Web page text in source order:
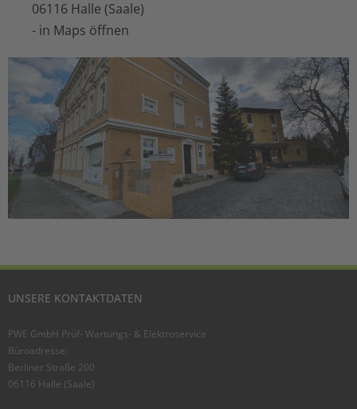
06116 Halle (Saale)
- in Maps öffnen
UNSERE KONTAKTDATEN
PWE GmbH Prüf- Wartungs- & Elektroservice
Büroadresse:
Berliner Straße 200
06116 Halle (Saale)